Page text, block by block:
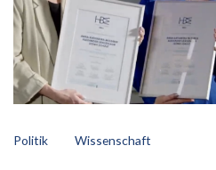
Politik Wissenschaft